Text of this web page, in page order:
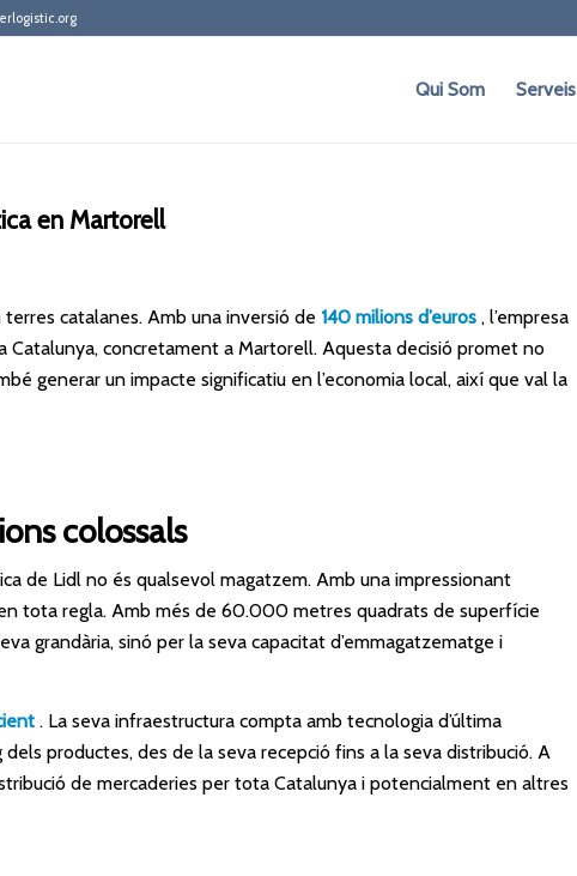
Qui Som Serveis
en Martorell
catalanes. Amb una inversió de 140 milions d’euros , l’empresa
concretament a Martorell. Aquesta decisió promet no
generar un impacte significatiu en l’economia local, així que val la
colossals
de Lidl no és qualsevol magatzem. Amb una impressionant
tota regla. Amb més de 60.000 metres quadrats de superfície
grandària, sinó per la seva capacitat d’emmagatzematge i
. La seva infraestructura compta amb tecnologia d’última
productes, des de la seva recepció fins a la seva distribució. A
de mercaderies per tota Catalunya i potencialment en altres